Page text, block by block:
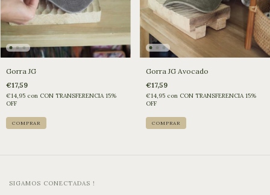
Gorra JG
€17,59
€14,95 con CON TRANSFERENCIA 15%
OFF
Gorra JG Avocado
€17,59
€14,95 con CON TRANSFERENCIA 15%
OFF
SIGAMOS CONECTADAS !